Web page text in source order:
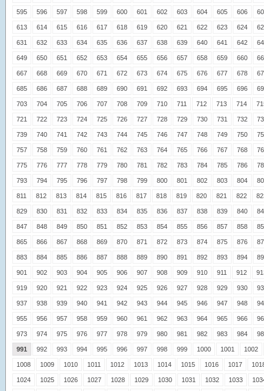
595 596 597 598 599 600 601 602 603 604 605 606
613 614 615 616 617 618 619 620 621 622 623 624
631 632 633 634 635 636 637 638 639 640 641 642
649 650 651 652 653 654 655 656 657 658 659 660
667 668 669 670 671 672 673 674 675 676 677 678
685 686 687 688 689 690 691 692 693 694 695 696
703 704 705 706 707 708 709 710 711 712 713 714
721 722 723 724 725 726 727 728 729 730 731 732
739 740 741 742 743 744 745 746 747 748 749 750
757 758 759 760 761 762 763 764 765 766 767 768
775 776 777 778 779 780 781 782 783 784 785 786
793 794 795 796 797 798 799 800 801 802 803 804
811 812 813 814 815 816 817 818 819 820 821 822
829 830 831 832 833 834 835 836 837 838 839 840
847 848 849 850 851 852 853 854 855 856 857 858
865 866 867 868 869 870 871 872 873 874 875 876
883 884 885 886 887 888 889 890 891 892 893 894
901 902 903 904 905 906 907 908 909 910 911 912
919 920 921 922 923 924 925 926 927 928 929 930
937 938 939 940 941 942 943 944 945 946 947 948
955 956 957 958 959 960 961 962 963 964 965 966
973 974 975 976 977 978 979 980 981 982 983 984
991 992 993 994 995 996 997 998 999 1000 1001 1002
1008 1009 1010 1011 1012 1013 1014 1015 1016 1017
1024 1025 1026 1027 1028 1029 1030 1031 1032 1033